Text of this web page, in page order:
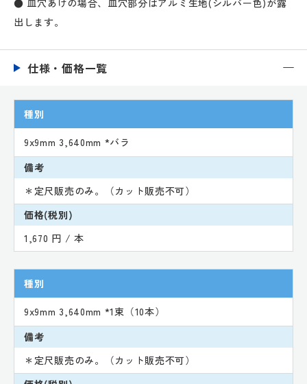
出します。
仕様・価格一覧
種別
9x9mm 3,640mm *バラ
備考
＊定尺販売のみ。（カット販売不可）
価格(税別)
1,670 円 / 本
種別
9x9mm 3,640mm *1束（10本）
備考
＊定尺販売のみ。（カット販売不可）